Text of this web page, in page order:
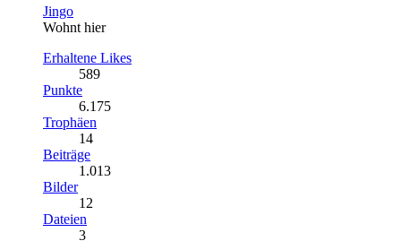
Jingo
Wohnt hier
Erhaltene Likes
589
Punkte
6.175
Trophäen
14
Beiträge
1.013
Bilder
12
Dateien
3